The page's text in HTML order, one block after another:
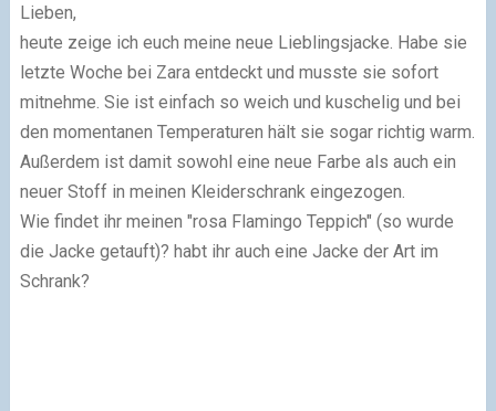
Lieben,
heute zeige ich euch meine neue Lieblingsjacke. Habe sie
letzte Woche bei Zara entdeckt und musste sie sofort
mitnehme. Sie ist einfach so weich und kuschelig und bei
den momentanen Temperaturen hält sie sogar richtig warm.
Außerdem ist damit sowohl eine neue Farbe als auch ein
neuer Stoff in meinen Kleiderschrank eingezogen.
Wie findet ihr meinen "rosa Flamingo Teppich" (so wurde
die Jacke getauft)? habt ihr auch eine Jacke der Art im
Schrank?